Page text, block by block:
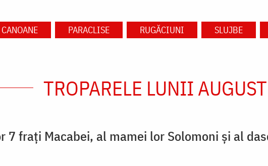
CANOANE PARACLISE RUGĂCIUNI SLUJBE
TROPARELE LUNII AUGUST
7 fraţi Macabei, al mamei lor Solomoni şi al